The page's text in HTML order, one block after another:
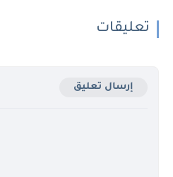
تعليقات
إرسال تعليق